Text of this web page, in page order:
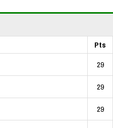
Pts
29
29
29